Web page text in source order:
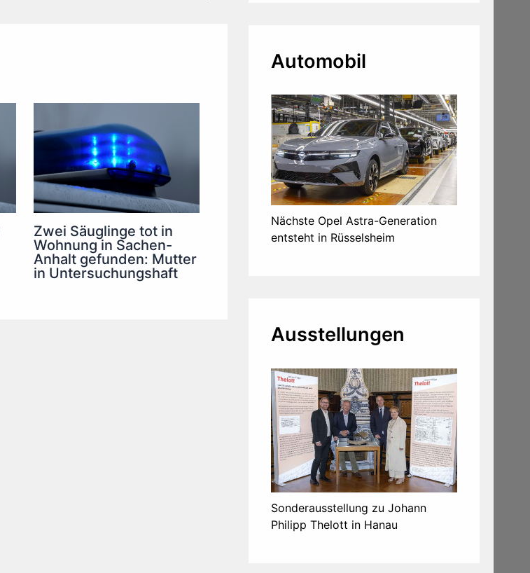
Zwei Säuglinge tot in
Wohnung in Sachen-
Anhalt gefunden: Mutter
in Untersuchungshaft
Automobil
Nächste Opel Astra-Generation
entsteht in Rüsselsheim
Ausstellungen
Sonderausstellung zu Johann
Philipp Thelott in Hanau